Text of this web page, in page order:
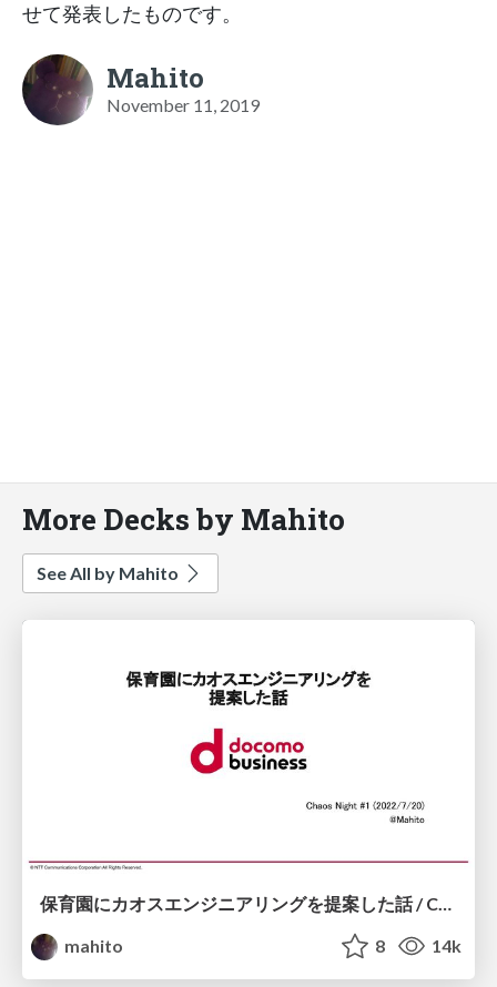
せて発表したものです。
Mahito
November 11, 2019
More Decks by Mahito
See All by Mahito
保育園にカオスエンジニアリングを提案した話 / Chaos Night #1
mahito
8 14k